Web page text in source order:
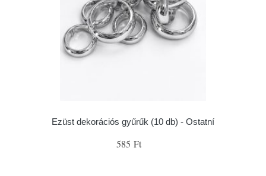
Ezüst dekorációs gyűrűk (10 db) - Ostatní
585 Ft